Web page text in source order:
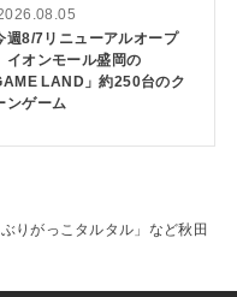
週8/7リニューアルオープ
イオンモール盛岡の
LAND」約250台のク
ンゲーム
りがっこタルタル」など秋田